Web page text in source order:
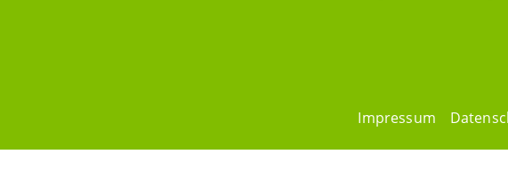
Impressum